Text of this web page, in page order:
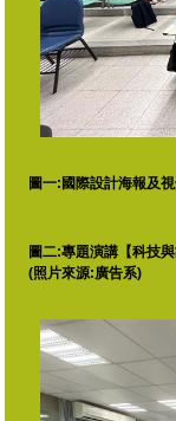
圖一:國際設計海報及
圖二:專題演講【科技
(照片來源:廣告系)